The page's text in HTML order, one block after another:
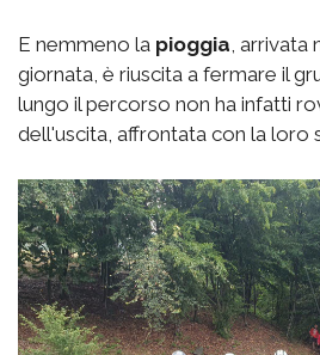
E nemmeno la pioggia ,
giornata, è riuscita a fermare il
lungo il percorso non ha infatti
dell'uscita, affrontata con la loro